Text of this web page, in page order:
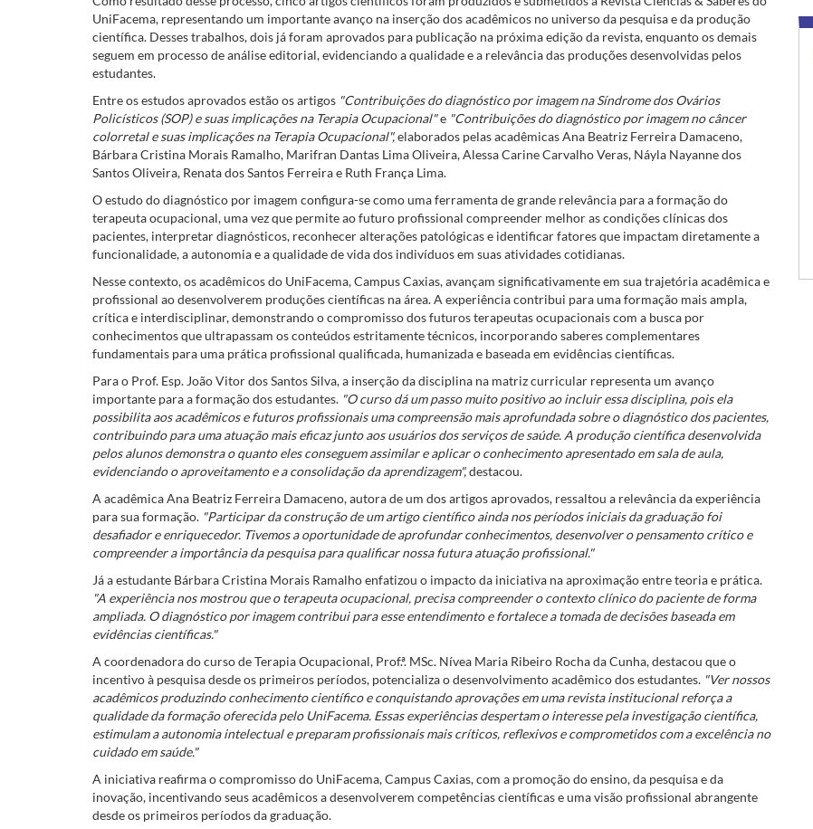
UniFacema, representando um importante avanço na inserção dos acadêmicos no universo da pesquisa e da produção
científica. Desses trabalhos, dois já foram aprovados para publicação na próxima edição da revista, enquanto os demais
seguem em processo de análise editorial, evidenciando a qualidade e a relevância das produções desenvolvidas pelos
estudantes.
Entre os estudos aprovados estão os artigos "Contribuições do diagnóstico por imagem na Síndrome dos Ovários
Policísticos (SOP) e suas implicações na Terapia Ocupacional"e "Contribuições do diagnóstico por imagem no câncer
colorretal e suas implicações na Terapia Ocupacional",elaborados pelas acadêmicas Ana Beatriz Ferreira Damaceno,
Bárbara Cristina Morais Ramalho, Marifran Dantas Lima Oliveira, Alessa Carine Carvalho Veras, Náyla Nayanne dos
Santos Oliveira, Renata dos Santos Ferreira e Ruth França Lima.
O estudo do diagnóstico por imagem configura-se como uma ferramenta de grande relevância para a formação do
terapeuta ocupacional, uma vez que permite ao futuro profissional compreender melhor as condições clínicas dos
pacientes, interpretar diagnósticos, reconhecer alterações patológicas e identificar fatores que impactam diretamente a
funcionalidade, a autonomia e a qualidade de vida dos indivíduos em suas atividades cotidianas.
Nesse contexto, os acadêmicos do UniFacema, Campus Caxias, avançam significativamente em sua trajetória acadêmica e
profissional ao desenvolverem produções científicas na área. A experiência contribui para uma formação mais ampla,
crítica e interdisciplinar, demonstrando o compromisso dos futuros terapeutas ocupacionais com a busca por
conhecimentos que ultrapassam os conteúdos estritamente técnicos, incorporando saberes complementares
fundamentais para uma prática profissional qualificada, humanizada e baseada em evidências científicas.
Para o Prof. Esp. João Vitor dos Santos Silva, a inserção da disciplina na matriz curricular representa um avanço
importante para a formação dos estudantes. "O curso dá um passo muito positivo ao incluir essa disciplina, pois ela
possibilita aos acadêmicos e futuros profissionais uma compreensão mais aprofundada sobre o diagnóstico dos pacientes,
contribuindo para uma atuação mais eficaz junto aos usuários dos serviços de saúde. A produção científica desenvolvida
pelos alunos demonstra o quanto eles conseguem assimilar e aplicar o conhecimento apresentado em sala de aula,
evidenciando o aproveitamento e a consolidação da aprendizagem",destacou.
A acadêmica Ana Beatriz Ferreira Damaceno, autora de um dos artigos aprovados, ressaltou a relevância da experiência
para sua formação. "Participar da construção de um artigo científico ainda nos períodos iniciais da graduação foi
desafiador e enriquecedor. Tivemos a oportunidade de aprofundar conhecimentos, desenvolver o pensamento crítico e
compreender a importância da pesquisa para qualificar nossa futura atuação profissional."
Já a estudante Bárbara Cristina Morais Ramalho enfatizou o impacto da iniciativa na aproximação entre teoria e prática.
"A experiência nos mostrou que o terapeuta ocupacional, precisa compreender o contexto clínico do paciente de forma
ampliada. O diagnóstico por imagem contribui para esse entendimento e fortalece a tomada de decisões baseada em
evidências científicas."
A coordenadora do curso de Terapia Ocupacional, Prof.ª. MSc. Nívea Maria Ribeiro Rocha da Cunha, destacou que o
incentivo à pesquisa desde os primeiros períodos, potencializa o desenvolvimento acadêmico dos estudantes. "Ver nossos
acadêmicos produzindo conhecimento científico e conquistando aprovações em uma revista institucional reforça a
qualidade da formação oferecida pelo UniFacema. Essas experiências despertam o interesse pela investigação científica,
estimulam a autonomia intelectual e preparam profissionais mais críticos, reflexivos e comprometidos com a excelência no
cuidado em saúde."
A iniciativa reafirma o compromisso do UniFacema, Campus Caxias, com a promoção do ensino, da pesquisa e da
inovação, incentivando seus acadêmicos a desenvolverem competências científicas e uma visão profissional abrangente
desde os primeiros períodos da graduação.